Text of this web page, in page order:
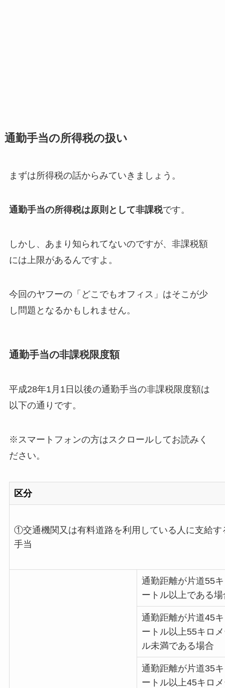
通勤手当の所得税の扱い
まずは所得税の話からみていきましょう。
通勤手当の所得税は原則として非課税です。
しかし、あまり知られてないのですが、非課税額
には上限があるんですよ。
今回のヤフーの「どこでもオフィス」はそこが少
し問題となるかもしれません。
通勤手当の非課税限度額
平成28年1月1日以後の通勤手当の非課税限度額は
以下の通りです。
※スマートフォンの方はスクロールしてお読みく
ださい。
区分
①交通機関又は有料道路を利用している人に支給す
手当
通勤距離が片道55
ートル以上である場
通勤距離が片道45
ートル以上55キロ
ル未満である場合
通勤距離が片道35
ートル以上45キロ